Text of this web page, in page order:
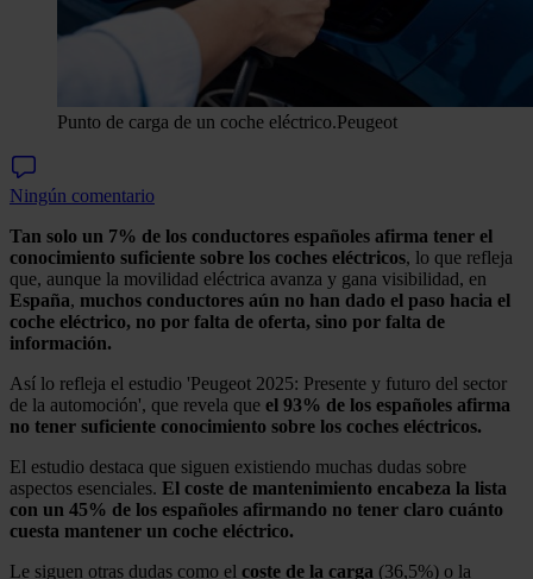
Punto de carga de un coche eléctrico.Peugeot
Ningún comentario
Tan solo un 7% de los conductores españoles afirma tener el
conocimiento suficiente sobre los coches eléctricos, lo que refleja
que, aunque la movilidad eléctrica avanza y gana visibilidad, en
España, muchos conductores aún no han dado el paso hacia el
coche eléctrico, no por falta de oferta, sino por falta de
información.
Así lo refleja el estudio 'Peugeot 2025: Presente y futuro del sector
de la automoción', que revela que el 93% de los españoles afirma
no tener suficiente conocimiento sobre los coches eléctricos.
El estudio destaca que siguen existiendo muchas dudas sobre
aspectos esenciales. El coste de mantenimiento encabeza la lista
con un 45% de los españoles afirmando no tener claro cuánto
cuesta mantener un coche eléctrico.
Le siguen otras dudas como el coste de la carga (36,5%) o la